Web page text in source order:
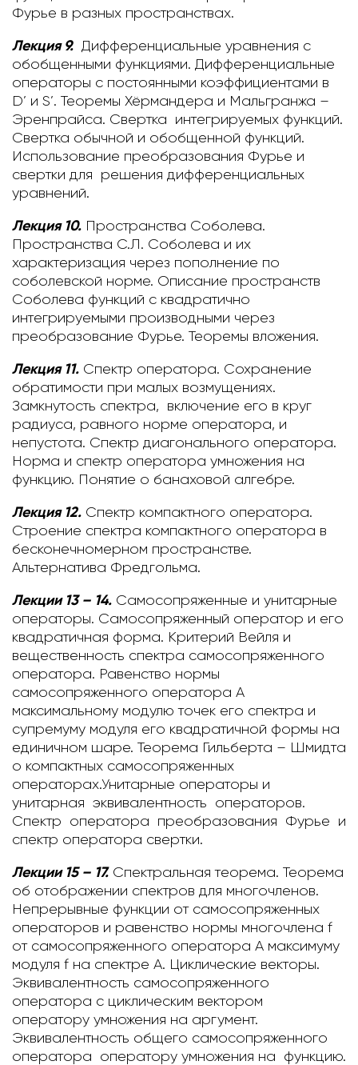
Фурье в разных пространствах.
Лекция 9. Дифференциальные уравнения с
обобщенными функциями. Дифференциальные
операторы с постоянными коэффициентами в
D’ и S’. Теоремы Хёрмандера и Мальгранжа –
Эренпрайса. Свертка интегрируемых функций.
Свертка обычной и обобщенной функций.
Использование преобразования Фурье и
свертки для решения дифференциальных
уравнений.
Лекция 10. Пространства Соболева.
Пространства С.Л. Соболева и их
характеризация через пополнение по
соболевской норме. Описание пространств
Соболева функций с квадратично
интегрируемыми производными через
преобразование Фурье. Теоремы вложения.
Лекция 11. Спектр оператора. Сохранение
обратимости при малых возмущениях.
Замкнутость спектра, включение его в круг
радиуса, равного норме оператора, и
непустота. Спектр диагонального оператора.
Норма и спектр оператора умножения на
функцию. Понятие о банаховой алгебре.
Лекция 12. Спектр компактного оператора.
Строение спектра компактного оператора в
бесконечномерном пространстве.
Альтернатива Фредгольма.
Лекции 13 – 14. Самосопряженные и унитарные
операторы. Самосопряженный оператор и его
квадратичная форма. Критерий Вейля и
вещественность спектра самосопряженного
оператора. Равенство нормы
самосопряженного оператора A
максимальному модулю точек его спектра и
супремуму модуля его квадратичной формы на
единичном шаре. Теорема Гильберта – Шмидта
о компактных самосопряженных
операторах.Унитарные операторы и
унитарная эквивалентность операторов.
Спектр оператора преобразования Фурье и
спектр оператора свертки.
Лекции 15 – 17. Спектральная теорема. Теорема
об отображении спектров для многочленов.
Непрерывные функции от самосопряженных
операторов и равенство нормы многочлена f
от самосопряженного оператора A максимуму
модуля f на спектре A. Циклические векторы.
Эквивалентность самосопряженного
оператора с циклическим вектором
оператору умножения на аргумент.
Эквивалентность общего самосопряженного
оператора оператору умножения на функцию.